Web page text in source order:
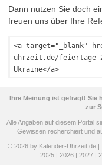
Dann nutzen Sie doch
freuen uns über Ihre
<a target="_blank"
uhrzeit.de/feiertage-
Ukraine</a>
Ihre Meinung ist gefragt! Sie
zur
Alle Angaben auf diesem Portal
Gewissen recherchiert und
© 2026 by Kalender-Uhrzeit.de |
2025| 2026| 2027|